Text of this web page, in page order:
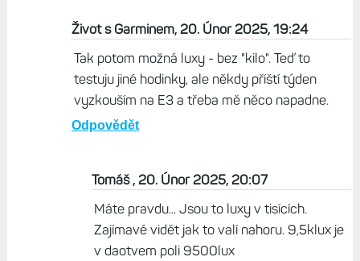
Život s Garminem, 20. Únor 2025, 19:24
Tak potom možná luxy - bez "kilo". Teď to
testuju jiné hodinky, ale někdy příští týden
vyzkouším na E3 a třeba mě něco napadne.
Odpovědět
Tomáš , 20. Únor 2025, 20:07
Máte pravdu... Jsou to luxy v tisících.
Zajímavé vidět jak to valí nahoru. 9,5klux je
v daotvem poli 9500lux